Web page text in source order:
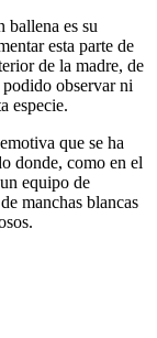
ballena es su
esta parte de
de la madre, de
observar ni
especie.
que se ha
donde, como en el
equipo de
manchas blancas